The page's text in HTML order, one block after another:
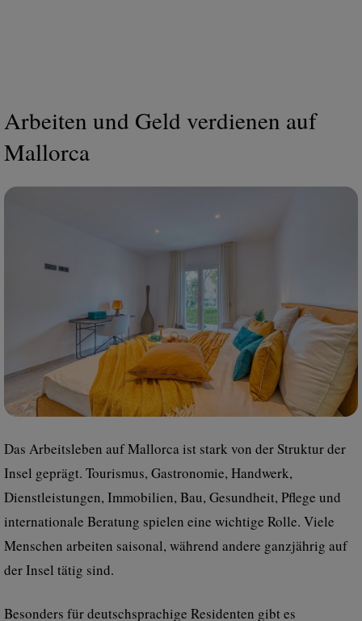
Arbeiten und Geld verdienen auf
Mallorca
Das Arbeitsleben auf Mallorca ist stark von der Struktur der
Insel geprägt. Tourismus, Gastronomie, Handwerk,
Dienstleistungen, Immobilien, Bau, Gesundheit, Pflege und
internationale Beratung spielen eine wichtige Rolle. Viele
Menschen arbeiten saisonal, während andere ganzjährig auf
der Insel tätig sind.
Besonders für deutschsprachige Residenten gibt es